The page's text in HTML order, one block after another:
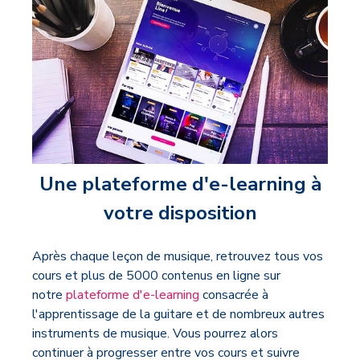
Une plateforme d'e-learning à
votre disposition
Après chaque leçon de musique, retrouvez tous vos
cours et plus de 5000 contenus en ligne sur
notre plateforme d'e-learning consacrée à
l'apprentissage de la guitare et de nombreux autres
instruments de musique. Vous pourrez alors
continuer à progresser entre vos cours et suivre